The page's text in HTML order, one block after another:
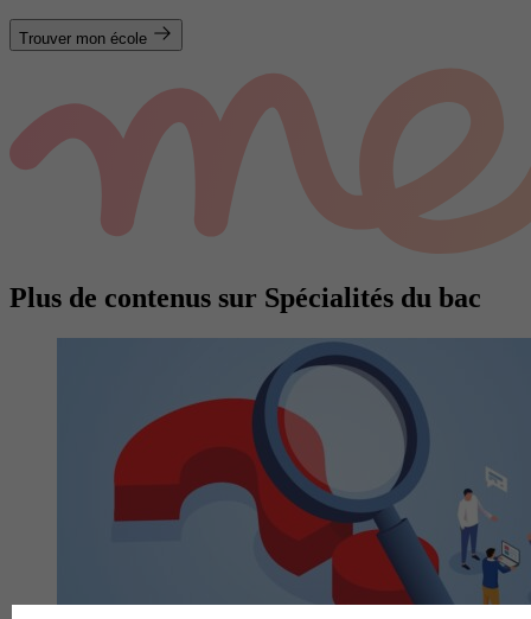
Trouver mon école
Plus de contenus sur Spécialités du bac